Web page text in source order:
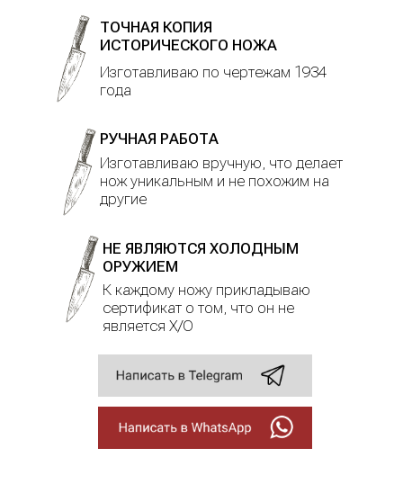
ТОЧНАЯ КОПИЯ
ИСТОРИЧЕСКОГО НОЖА
РУЧНАЯ РАБОТА
Изготавливаю по чертежам 1934
года
Изготавливаю вручную, что делает
нож уникальным и не похожим на
другие
НЕ ЯВЛЯЮТСЯ ХОЛОДНЫМ
ОРУЖИЕМ
К каждому ножу прикладываю
сертификат о том, что он не
является Х/О